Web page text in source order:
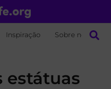
Inspiração Sobre nós
estátuas